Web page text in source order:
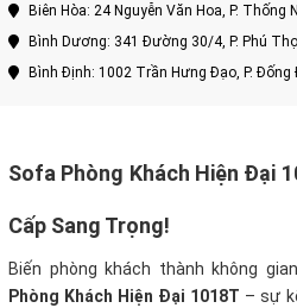
Biên Hòa: 24 Nguyễn Văn Hoa, P. Thống
Bình Dương: 341 Đường 30/4, P. Phú
Bình Định: 1002 Trần Hưng Đạo, P. Đống
Sofa Phòng Khách Hiện Đại
Cấp Sang Trọng!
Biến phòng khách thành không
Phòng Khách Hiện Đại 1018T – sự